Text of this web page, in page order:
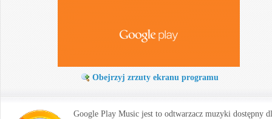
Obejrzyj zrzuty ekranu programu
Google Play Music jest to odtwarzacz muzyki dostępny